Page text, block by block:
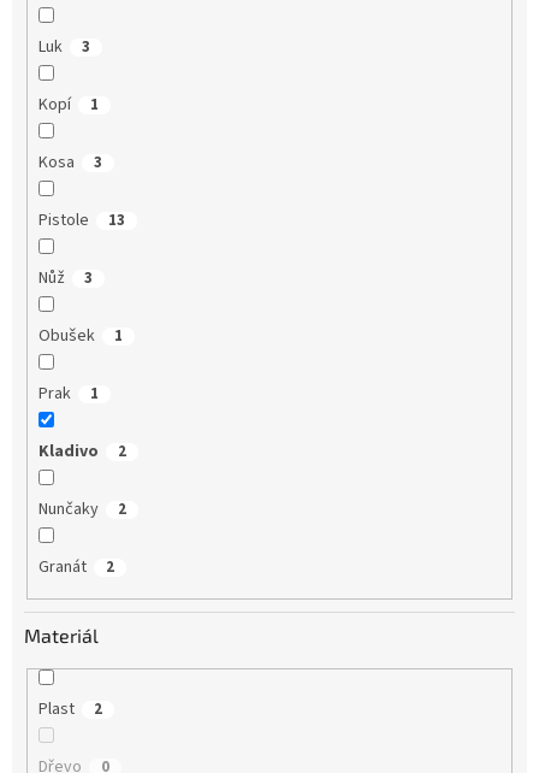
Luk 3
Kopí 1
Kosa 3
Pistole 13
Nůž 3
Obušek 1
Prak 1
Kladivo 2
Nunčaky 2
Granát 2
Materiál
Plast 2
Dřevo 0